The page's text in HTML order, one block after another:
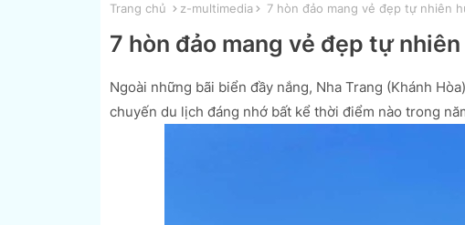
Trang chủ z-multimedia 7 hòn đảo mang vẻ đẹp tự nhiên
7 hòn đảo mang vẻ đẹp tự
Ngoài những bãi biển đầy nắng, Nha Trang (Khánh
chuyến du lịch đáng nhớ bất kể thời điểm nào trong